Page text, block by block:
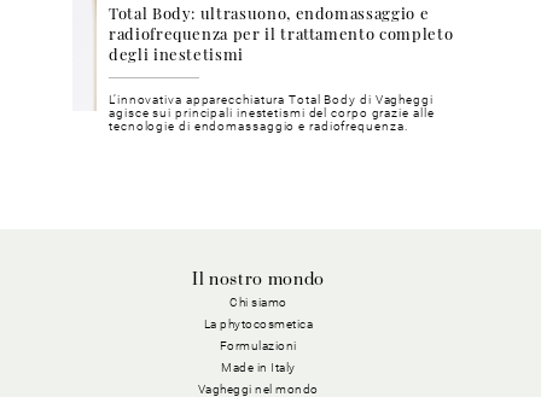
Total Body: ultrasuono, endomassaggio e
radiofrequenza per il trattamento completo
degli inestetismi
L’innovativa apparecchiatura Total Body di Vagheggi
agisce sui principali inestetismi del corpo grazie alle
tecnologie di endomassaggio e radiofrequenza.
Il nostro mondo
Chi siamo
La phytocosmetica
Formulazioni
Made in Italy
Vagheggi nel mondo